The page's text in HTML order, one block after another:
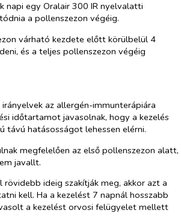
napi egy Oralair 300 IR nyelvalatti
a pollenszezon végéig.
várható kezdete előtt körülbelül 4
és a teljes pollenszezon végéig
az allergén-immunterápiára
időtartamot javasolnak, hogy a kezelés
távú hatásosságot lehessen elérni.
megfelelően az első pollenszezon alatt,
javallt.
rövidebb ideig szakítják meg, akkor azt a
kell. Ha a kezelést 7 napnál hosszabb
a kezelést orvosi felügyelet mellett